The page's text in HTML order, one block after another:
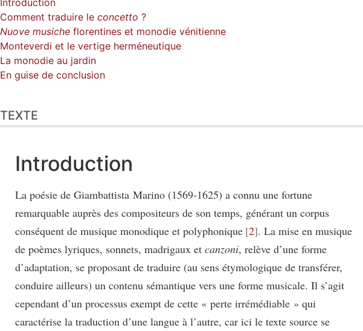
Comment traduire le concetto ?
Nuove musiche florentines et monodie vénitienne
Monteverdi et le vertige herméneutique
La monodie au jardin
En guise de conclusion
TEXTE
Introduction
La poésie de Giambattista Marino (1569‑1625) a connu une fortune
remarquable auprès des compositeurs de son temps, générant un corpus
conséquent de musique monodique et polyphonique 2 . La mise en musique
de poèmes lyriques, sonnets, madrigaux et canzoni, relève d’une forme
d’adaptation, se proposant de traduire (au sens étymologique de transférer,
conduire ailleurs) un contenu sémantique vers une forme musicale. Il s’agit
cependant d’un processus exempt de cette « perte irrémédiable » qui
caractérise la traduction d’une langue à l’autre, car ici le texte source se